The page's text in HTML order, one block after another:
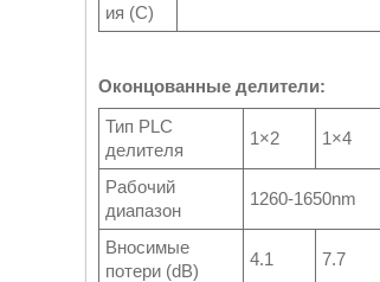
ия (С)
Оконцованные делители:
Тип PLC
делителя
1×2 1×4
Рабочий
диапазон
1260-1650nm
Вносимые
потери (dB)
4.1 7.7